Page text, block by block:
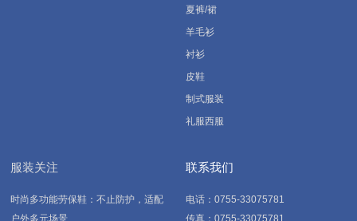
夏裤/裙
羊毛衫
衬衫
皮鞋
制式服装
礼服西服
服装关注
时尚多功能劳保鞋：不止防护，适配
户外多元场景
联系我们
电话：0755-33075781
传真：0755-33075781